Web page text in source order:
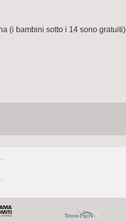
(i bambini sotto i 14 sono gratuiti)